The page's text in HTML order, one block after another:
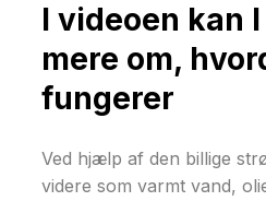
I videoen kan
mere om,
fungerer
Ved hjælp af den billige
videre som varmt vand,